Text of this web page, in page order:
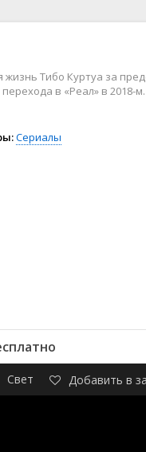
Тибо Куртуа за
в «Реал» в 2018-
Сериалы
Свет Добавить в